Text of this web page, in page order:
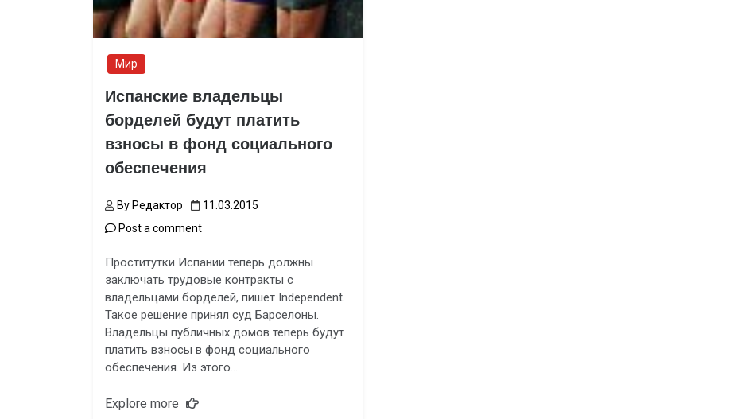
Мир
Испанские владельцы
борделей будут платить
взносы в фонд социального
обеспечения
By Редактор
11.03.2015
Post a comment
Проститутки Испании теперь должны
заключать трудовые контракты с
владельцами борделей, пишет Independent.
Такое решение принял суд Барселоны.
Владельцы публичных домов теперь будут
платить взносы в фонд социального
обеспечения. Из этого…
Explore more